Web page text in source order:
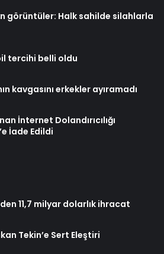
görüntüler: Halk sahilde silahlarla
tercihi belli oldu
kavgasını erkekler ayıramadı
İnternet Dolandırıcılığı
İade Edildi
11,7 milyar dolarlık ihracat
Tekin’e Sert Eleştiri